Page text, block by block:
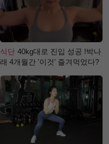
식단 40kg대로 진입 성공 !박나
래 4개월간 '이것' 즐겨먹었다?